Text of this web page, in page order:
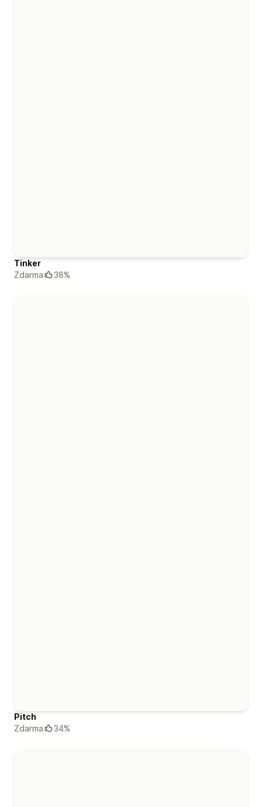
Tinker
Zdarma
38%
Pitch
Zdarma
34%